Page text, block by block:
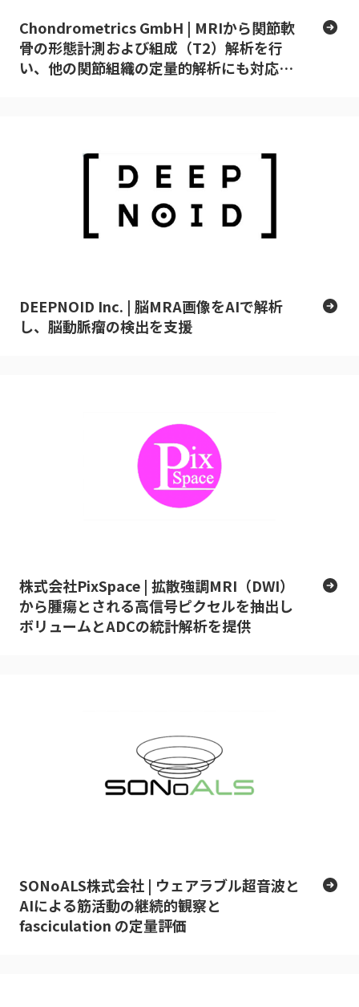
Chondrometrics GmbH​ | MRIから関節軟
骨の形態計測および組成（T2）解析を行
い、他の関節組織の定量的解析にも対応す
DEEPNOID Inc. | 脳MRA画像をAIで解析
し、脳動脈瘤の検出を支援
株式会社PixSpace | 拡散強調MRI（DWI）
から腫瘍とされる高信号ピクセルを抽出し
ボリュームとADCの統計解析を提供
SONoALS株式会社 | ウェアラブル超音波と
AIによる筋活動の継続的観察と
fasciculation の定量評価